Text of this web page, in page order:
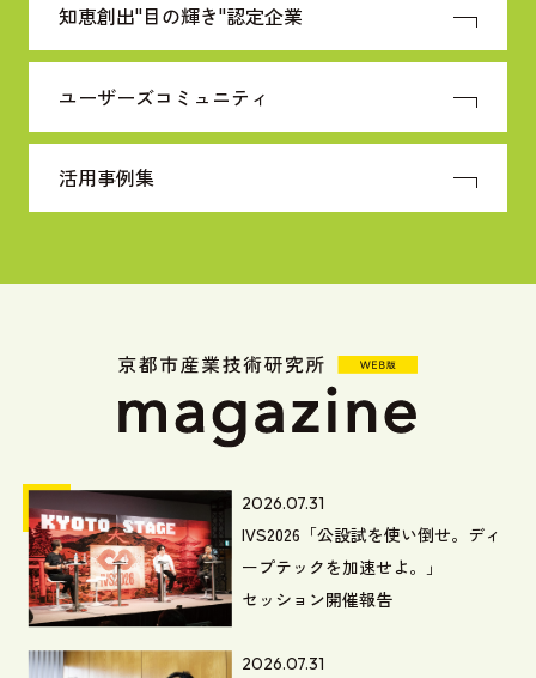
知恵創出"目の輝き"認定企業
ユーザーズコミュニティ
活用事例集
2026.07.31
IVS2026「公設試を使い倒せ。ディ
ープテックを加速せよ。」
セッション開催報告
2026.07.31